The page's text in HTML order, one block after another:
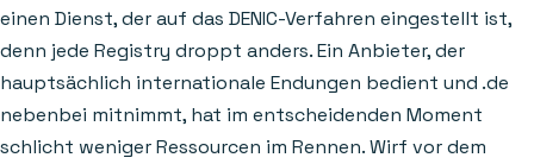
einen Dienst, der auf das DENIC-Verfahren eingestellt ist,
denn jede Registry droppt anders. Ein Anbieter, der
hauptsächlich internationale Endungen bedient und .de
nebenbei mitnimmt, hat im entscheidenden Moment
schlicht weniger Ressourcen im Rennen. Wirf vor dem